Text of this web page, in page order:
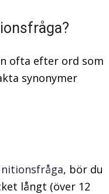
ofta efter ord som
synonymer
, bör du
långt (över 12